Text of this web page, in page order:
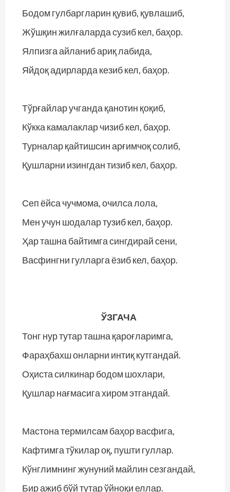
Бодом гулбаргларин қувиб, қувлашиб,
Жўшқин жилғаларда сузиб кел, баҳор.
Ялпизга айланиб ариқ лабида,
Яйдоқ адирларда кезиб кел, баҳор.
Тўрғайлар учганда қанотин қоқиб,
Кўкка камалаклар чизиб кел, баҳор.
Турналар қайтишсин арғимчоқ солиб,
Қушларни изингдан тизиб кел, баҳор.
Сеп ёйса чучмома, очилса лола,
Мен учун шодалар тузиб кел, баҳор.
Ҳар ташна байтимга сингдирай сени,
Васфингни гулларга ёзиб кел, баҳор.
ЎЗГАЧА
Тонг нур тутар ташна қароғларимга,
Фараҳбахш онларни интиқ кутгандай.
Оҳиста силкинар бодом шохлари,
Қушлар нағмасига хиром этгандай.
Мастона термилсам баҳор васфига,
Кафтимга тўкилар оқ, пушти гуллар.
Кўнглимнинг жунуний майлин сезгандай,
Бир ажиб бўй тутар ўйноқи еллар.